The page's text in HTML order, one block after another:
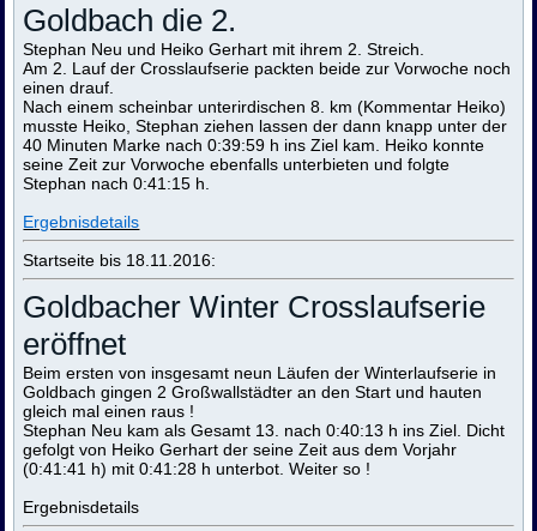
Goldbach die 2.
Stephan Neu und Heiko Gerhart mit ihrem 2. Streich.
Am 2. Lauf der Crosslaufserie packten beide zur Vorwoche noch
einen drauf.
Nach einem scheinbar unterirdischen 8. km (Kommentar Heiko)
musste Heiko, Stephan ziehen lassen der dann knapp unter der
40 Minuten Marke nach 0:39:59 h ins Ziel kam. Heiko konnte
seine Zeit zur Vorwoche ebenfalls unterbieten und folgte
Stephan nach 0:41:15 h.
Ergebnisdetails
Startseite bis 18.11.2016:
Goldbacher Winter Crosslaufserie
eröffnet
Beim ersten von insgesamt neun Läufen der Winterlaufserie in
Goldbach gingen 2 Großwallstädter an den Start und hauten
gleich mal einen raus !
Stephan Neu kam als Gesamt 13. nach 0:40:13 h ins Ziel. Dicht
gefolgt von Heiko Gerhart der seine Zeit aus dem Vorjahr
(0:41:41 h) mit 0:41:28 h unterbot. Weiter so !
Ergebnisdetails